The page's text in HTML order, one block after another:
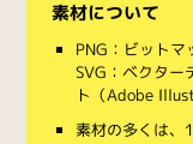
素材について
PNG：ビットマ
SVG：ベクター
ト（Adobe
素材の多くは、